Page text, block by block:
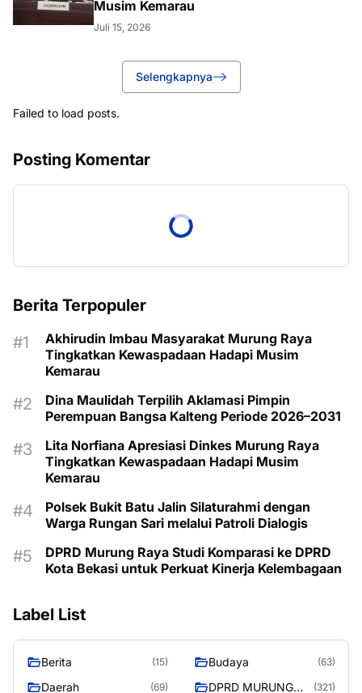
Musim Kemarau
Juli 15, 2026
Selengkapnya
Failed to load posts.
Posting Komentar
Berita Terpopuler
Akhirudin Imbau Masyarakat Murung Raya
Tingkatkan Kewaspadaan Hadapi Musim
Kemarau
Dina Maulidah Terpilih Aklamasi Pimpin
Perempuan Bangsa Kalteng Periode 2026–2031
Lita Norfiana Apresiasi Dinkes Murung Raya
Tingkatkan Kewaspadaan Hadapi Musim
Kemarau
Polsek Bukit Batu Jalin Silaturahmi dengan
Warga Rungan Sari melalui Patroli Dialogis
DPRD Murung Raya Studi Komparasi ke DPRD
Kota Bekasi untuk Perkuat Kinerja Kelembagaan
Label List
Berita (15) Budaya (63)
Daerah (69)
DPRD MURUNG
(321)